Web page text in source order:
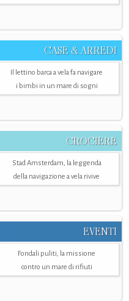
CASE & ARREDI
Il lettino barca a vela fa navigare
i bimbi in un mare di sogni
CROCIERE
Stad Amsterdam, la leggenda
della navigazione a vela rivive
EVENTI
Fondali puliti, la missione
contro un mare di rifiuti